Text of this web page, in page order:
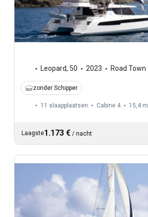
Leopard, 50 2023 Road Town
zonder Schipper
11 slaapplaatsen Cabine 4 15,4 m
Laagste1.173 € / nacht